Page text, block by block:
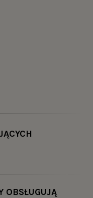
OBSŁUGUJĄ